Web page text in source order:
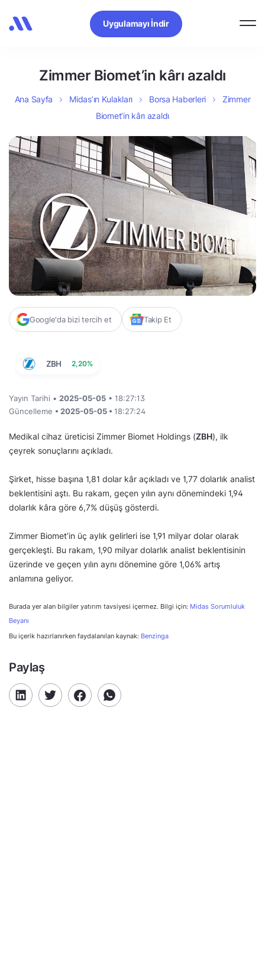
Uygulamayı İndir
Zimmer Biomet’in kârı azaldı
Ana Sayfa Midas’ın Kulakları Borsa Haberleri
Zimmer
Biomet’in kârı azaldı
Google'da bizi tercih et Takip Et
ZBH 2,20%
Yayın Tarihi • 2025-05-05 • 18:27:13
Güncelleme • 2025-05-05 • 18:27:24
Medikal cihaz üreticisi Zimmer Biomet Holdings (ZBH), ilk
çeyrek sonuçlarını açıkladı.
Şirket, hisse başına 1,81 dolar kâr açıkladı ve 1,77 dolarlık analist
beklentisini aştı. Bu rakam, geçen yılın aynı dönemindeki 1,94
dolarlık kâra göre 6,7% düşüş gösterdi.
Zimmer Biomet’in üç aylık gelirleri ise 1,91 milyar dolar olarak
gerçekleşti. Bu rakam, 1,90 milyar dolarlık analist beklentisinin
üzerinde ve geçen yılın aynı dönemine göre 1,06% artış
anlamına geliyor.
Burada yer alan bilgiler yatırım tavsiyesi içermez. Bilgi için: Midas Sorumluluk
Beyanı
Bu içerik hazırlanırken faydalanılan kaynak: Benzinga
Paylaş